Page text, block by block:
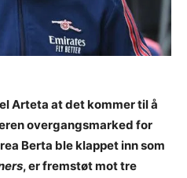
Arteta at det kommer til å
overgangsmarked for
Berta ble klappet inn som
, er fremstøt mot tre